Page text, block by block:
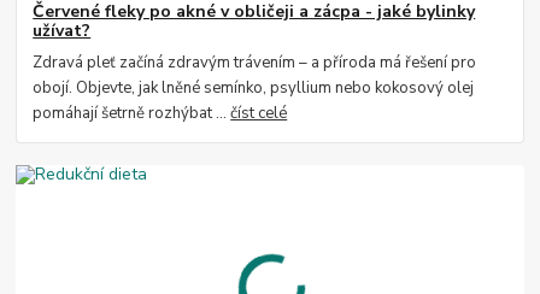
Červené fleky po akné v obličeji a zácpa - jaké bylinky
užívat?
Zdravá pleť začíná zdravým trávením – a příroda má řešení pro
obojí. Objevte, jak lněné semínko, psyllium nebo kokosový olej
pomáhají šetrně rozhýbat ...číst celé